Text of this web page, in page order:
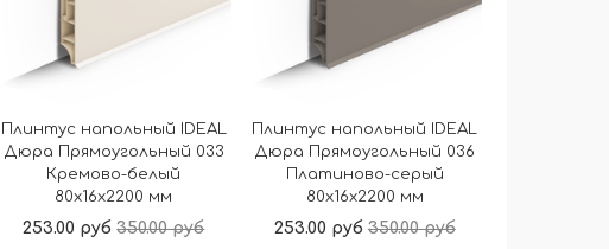
Плинтус напольный IDEAL
Дюра Прямоугольный 033
Кремово-белый
80x16x2200 мм
253.00 руб 350.00 руб
Плинтус напольный IDEAL
Дюра Прямоугольный 036
Платиново-серый
80x16x2200 мм
253.00 руб 350.00 руб